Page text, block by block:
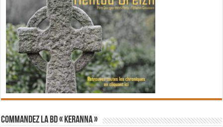
Commandez la BD « Keranna »